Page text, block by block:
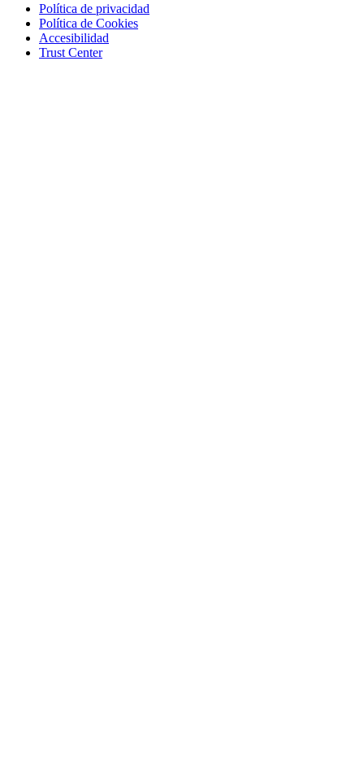
Política de privacidad
Política de Cookies
Accesibilidad
Trust Center